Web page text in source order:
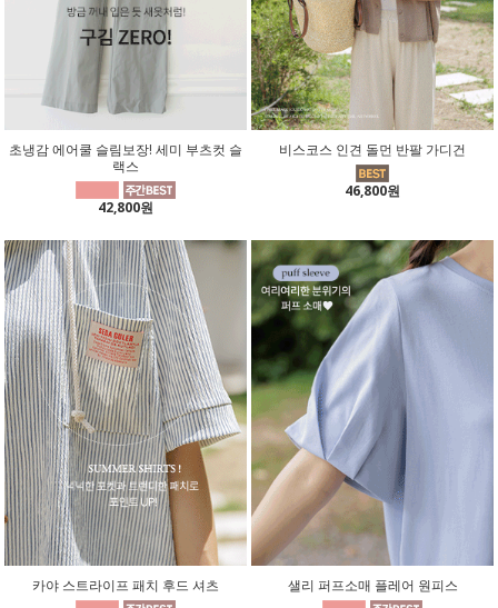
초냉감 에어쿨 슬림보장! 세미 부츠컷 슬
랙스
42,800원
비스코스 인견 돌먼 반팔 가디건
46,800원
카야 스트라이프 패치 후드 셔츠 샐리 퍼프소매 플레어 원피스